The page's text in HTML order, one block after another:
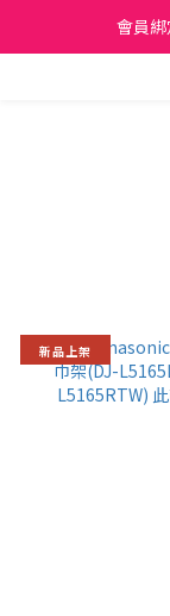
日立家
會員綁
新品上架